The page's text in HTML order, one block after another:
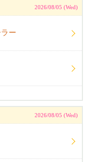
2026/08/05 (Wed)
ー
2026/08/05 (Wed)